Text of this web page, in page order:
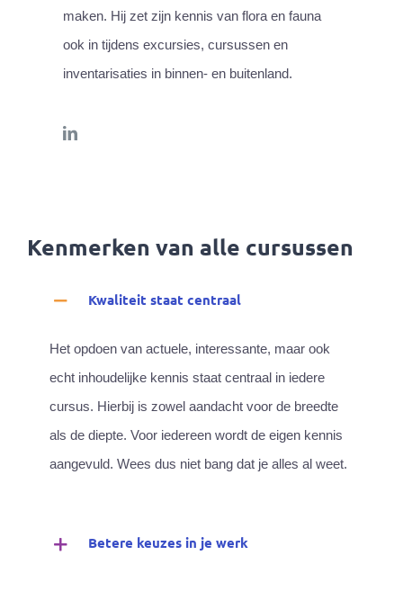
maken. Hij zet zijn kennis van flora en fauna
ook in tijdens excursies, cursussen en
inventarisaties in binnen- en buitenland.
Kenmerken van alle cursussen
Kwaliteit staat centraal
Het opdoen van actuele, interessante, maar ook
echt inhoudelijke kennis staat centraal in iedere
cursus. Hierbij is zowel aandacht voor de breedte
als de diepte. Voor iedereen wordt de eigen kennis
aangevuld. Wees dus niet bang dat je alles al weet.
Betere keuzes in je werk